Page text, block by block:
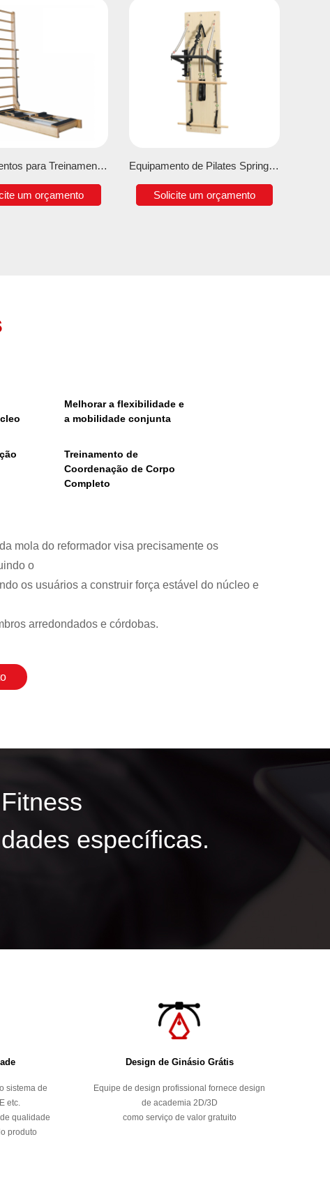
Equipamentos para Treinamento de Pilates
um orçamento
Equipamento de Pilates Springboard
Solicite um orçamento
Melhorar a flexibilidade e
a mobilidade conjunta
Treinamento de
Coordenação de Corpo
Completo
mola do reformador visa precisamente os
o
os usuários a construir força estável do núcleo e
arredondados e córdobas.
específicas.
sistema de
etc.
qualidade
produto
Design de Ginásio Grátis
Equipe de design profissional fornece design
de academia 2D/3D
como serviço de valor gratuito